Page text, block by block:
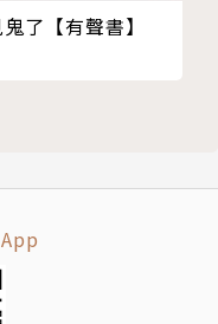
了【有聲書】